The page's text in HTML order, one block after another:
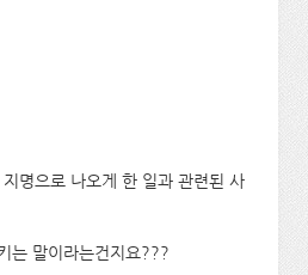
명으로 나오게 한 일과 관련된 사
는 말이라는건지요???